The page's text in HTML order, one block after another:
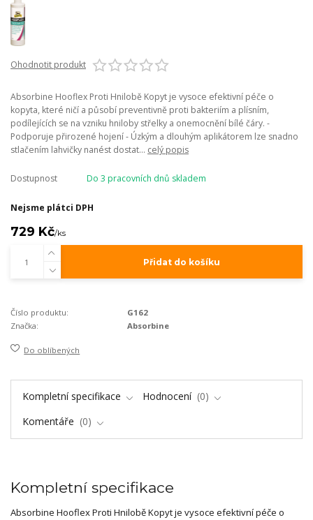
Ohodnotit produkt
Absorbine Hooflex Proti Hnilobě Kopyt je vysoce efektivní péče o
kopyta, které ničí a působí preventivně proti bakteriím a plísním,
podílejících se na vzniku hniloby střelky a onemocnění bílé čáry. -
Podporuje přirozené hojení - Úzkým a dlouhým aplikátorem lze snadno
stlačením lahvičky nanést dostat... celý popis
Dostupnost Do 3 pracovních dnů skladem
Nejsme plátci DPH
729 Kč/ks
Přidat do košíku
Číslo produktu:
G162
Značka:
Absorbine
Do oblíbených
Kompletní specifikace Hodnocení
0
Komentáře
0
Kompletní specifikace
Absorbine Hooflex Proti Hnilobě Kopyt je vysoce efektivní péče o